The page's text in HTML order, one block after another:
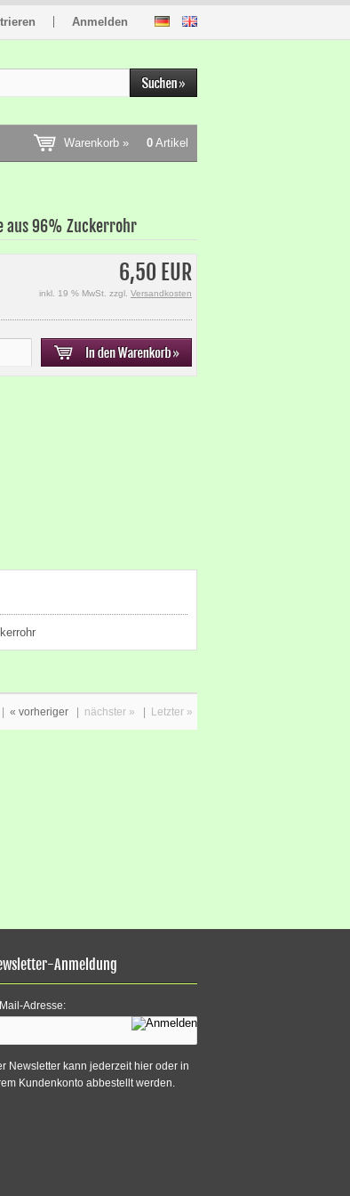
Anmelden
Warenkorb » 0 Artikel
aus 96% Zuckerrohr
6,50 EUR
inkl. 19 % MwSt. zzgl. Versandkosten
« vorheriger nächster » Letzter »
Anmeldung
Adresse:
Newsletter kann jederzeit hier oder in
Kundenkonto abbestellt werden.